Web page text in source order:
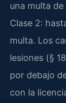
una multa
Clase 2:
multa. Los
lesiones (§
por debajo
con la